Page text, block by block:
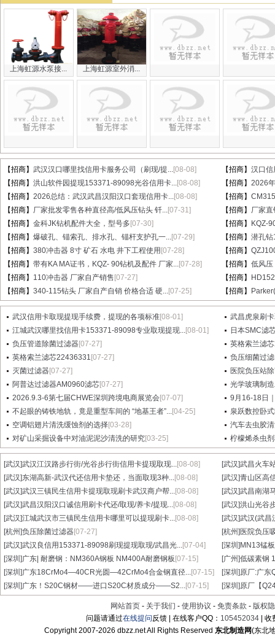
上海虹源水泵接... 上海虹源室外消...
【招商】 武汉汉口哪里找信用卡服务公司（刷现/提...[08-08] 【招商】 汉口信
【招商】 洪山软件园提现153371-89098光谷信用卡...[08-08] 【招商】 2026
【招商】 2026总结：武汉武昌汉阳汉口套现信用卡...[08-08] 【招商】
【招商】 厂家批发零售各种直径高/低风压钻头 钎...[07-31] 【招商】 厂家
【招商】 金科JK钻机配件大全，型号多 [07-30] 【招商】
KQZ-
【招商】 爆破孔、锚索孔、排水孔、锚杆支护孔一...[07-29] 【招商】 潜孔钻
【招商】 380冲击器 8寸 矿石 水电 井下工程使用 [07-28] 【招商】
【招商】 带有KA MA证书，KQZ- 90钻机及配件 厂家...[07-28] 【招商】 低风压
【招商】 110冲击器 厂家自产销售 [07-27] 【招商】
【招商】 340-115钻头 厂家自产自销 价格合适 硬...[07-25] 【招商】
武汉信用卡取现提现手续费，提现的各项标准[08-01]
武昌虎泉刷
江城武汉哪里找信用卡153371-89098专业取现提现...[08-01]
日本SMC滤
负压管道除菌过滤器[07-27]
英格索兰滤
英格索兰滤芯22436331 [07-27]
负压细菌过
灭菌过滤器[07-27]
医院负压站
阿普达过滤器AM0960滤芯[07-27]
光学玻璃制
2026.9.3-6第七届CHWE深圳跨境电商展览会[07-07]
9月16-18日
不起眼的铸铁地轨，竟是重型车间的 “地基王者”...[04-25]
泉跃数控卧
空调铝翅片清洗缓蚀剂的选择[03-28]
汽车去虫胶
对矿山采掘设备中对油泥泥沙清洗的研究[03-25] 柠檬烯杀虫
[武汉]武汉江汉路步行街/光谷步行街信用卡提现取现...[08-08] [武汉]武昌火车
[武汉]东湖高新-武汉代还信用卡垫还，当面取现3种...[08-08] [武汉]青山区高
[武汉]武汉三镇民生信用卡提现取现刷卡武汉商户帮...[08-08] [武汉]武昌南湖
[武汉]武昌汉阳汉口诚信用刷卡代还/取现/养卡/提现...[08-08] [武汉]洪山光谷
[武汉]江城武汉市三镇民生信用卡哪里可以提现刷卡...[08-08] [武汉]武汉(武昌
[杭州]负压除菌过滤器[07-27] [杭州] 医院负压
[武汉]武汉良信用153371-89098刷现提现取现/武昌光...[07-04] [深圳] MN13锰
[深圳]广东| 耐磨钢：NM360A钢板 NM400A耐磨钢板 [07-15] [广州]低碳素钢
[深圳]广东18CrMo4—40CR光圆—42CrMo4合金钢直径...[07-15] [深圳]原厂:广东
[深圳]广东！S20C钢材——进口S20C材质成分——S2...[07-15] [深圳]原厂【
网站首页 - 关于我们 - 使用协议 - 免责条款 - 版权
问题请通过在线提问反馈 | 在线客户QQ： 105452034 |
Copyright 2007-2026 dbzz.net All Rights Reserved东北制造网(东北